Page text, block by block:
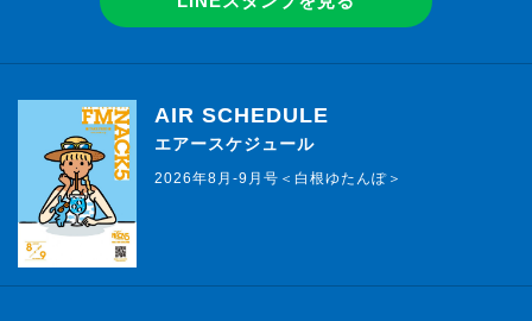
AIR SCHEDULE
エアースケジュール
2026年8月-9月号＜白根ゆたんぽ＞